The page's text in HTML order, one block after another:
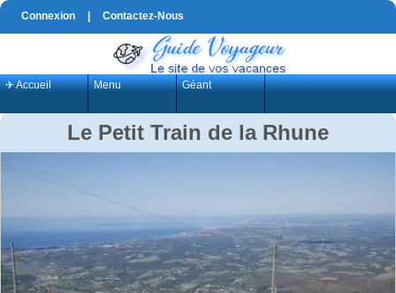
Connexion Contactez-Nous
✈ Accueil Menu Géant
Le Petit Train de la Rhune